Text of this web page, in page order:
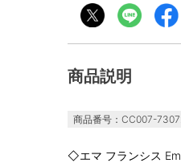
商品説明
商品番号：CC007-
◇エマ フランシス